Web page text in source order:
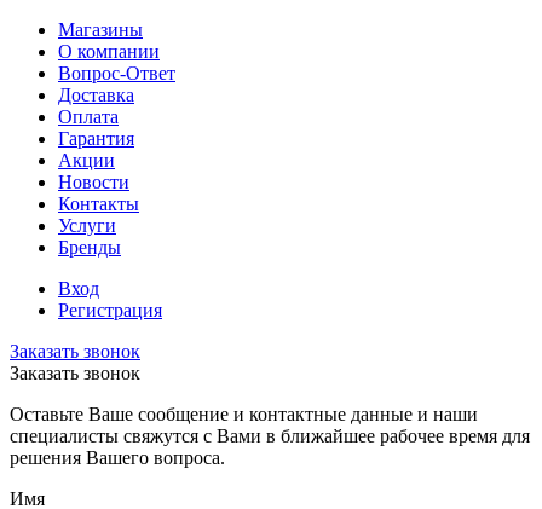
Магазины
О компании
Вопрос-Ответ
Доставка
Оплата
Гарантия
Акции
Новости
Контакты
Услуги
Бренды
Вход
Регистрация
Заказать звонок
Заказать звонок
Оставьте Ваше сообщение и контактные данные и наши
специалисты свяжутся с Вами в ближайшее рабочее время для
решения Вашего вопроса.
Имя